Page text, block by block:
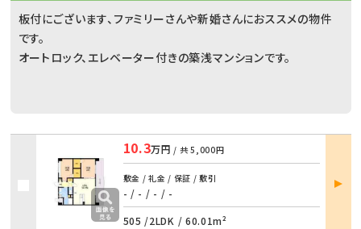
板付にございます、ファミリーさんや新婚さんにおススメの物件
です。
オートロック、エレベーター付きの築浅マンションです。
10.3万円 / 共5,000円
敷金 / 礼金 / 保証 / 敷引
- / - / - / -
505 /2LDK / 60.01m²
部屋
詳細